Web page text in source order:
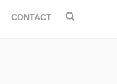
CONTACT